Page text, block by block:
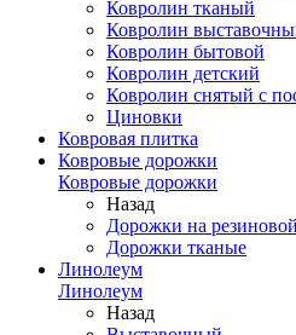
Ковролин тканый
Ковролин
Ковролин бытовой
Ковролин детский
Ковролин снятый с
Циновки
Ковровая плитка
Ковровые дорожки
Ковровые дорожки
Назад
Дорожки на
Дорожки тканые
Линолеум
Линолеум
Назад